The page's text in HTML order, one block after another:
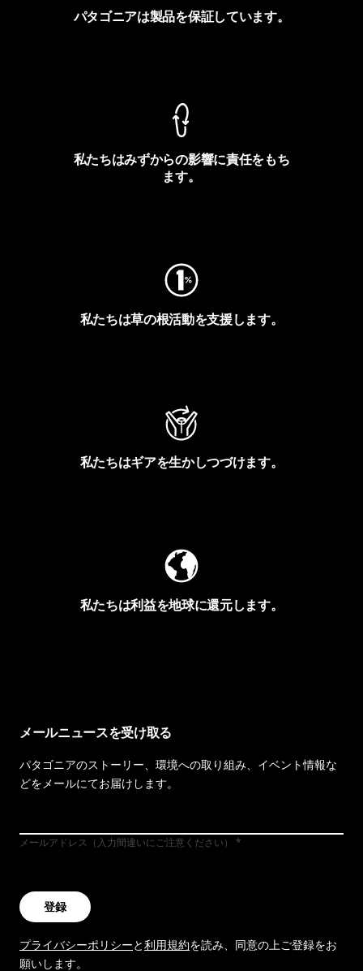
パタゴニアは製品を保証しています。
私たちはみずからの影響に責任をもち
ます。
私たちは草の根活動を支援します。
私たちはギアを生かしつづけます。
私たちは利益を地球に還元します。
メールニュースを受け取る
パタゴニアのストーリー、環境への取り組み、イベント情報な
どをメールにてお届けします。
メールアドレス（入力間違いにご注意ください）
登録
プライバシーポリシーと利用規約を読み、同意の上ご登録をお
願いします。